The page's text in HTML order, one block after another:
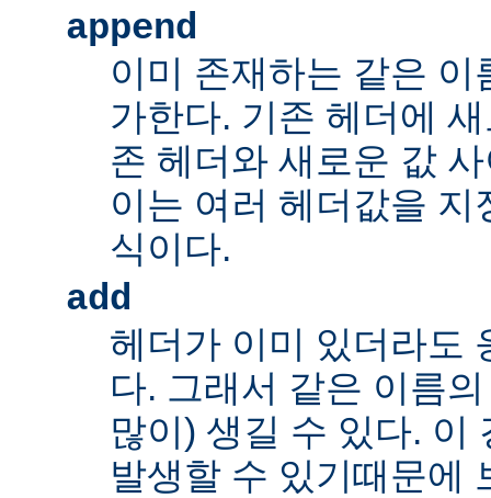
append
이미 존재하는 같은
가한다. 기존 헤더에
존 헤더와 새로운 값
이는 여러 헤더값을
식이다.
add
헤더가 이미 있더라도
다. 그래서 같은 이름
많이) 생길 수 있다. 이
발생할 수 있기때문에